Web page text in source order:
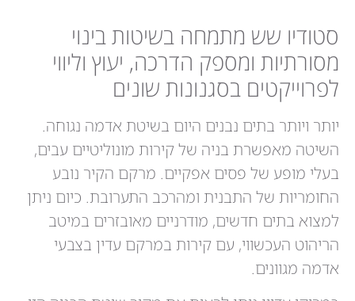
סטודיו שש מתמחה בשיטות בינוי
מסורתיות ומספק הדרכה, יעוץ וליווי
לפרוייקטים בסגנונות שונים
יותר ויותר בתים נבנים היום בשיטת אדמה נגוחה.
השיטה מאפשרת בניה של קירות מונוליטיים עבים,
בעלי מופע של פסים אפקיים. מרקם הקיר נובע
החומריות של התבנית ומהרכב התערובת. כיום ניתן
למצוא בתים חדשים, מודרניים מאובזרים במיטב
הריהוט העכשווי, עם קירות במרקם עדין בצבעי
אדמה מגוונים.